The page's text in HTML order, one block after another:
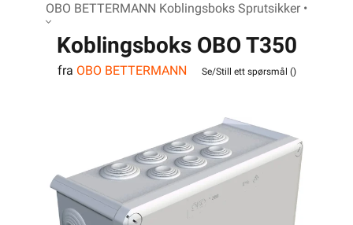
OBO BETTERMANN Koblingsboks Sprutsikker •
Koblingsboks OBO T350
IP66
fra OBO BETTERMANN Se/Still ett spørsmål ()